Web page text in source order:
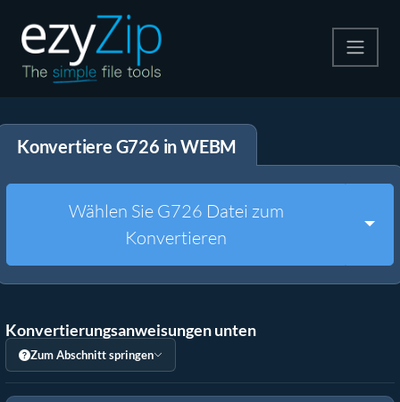
Entpacken
Konvertiere G726 in WEBM
Wählen Sie G726 Datei zum
Konvertieren
Konvertierungsanweisungen unten
Zum Abschnitt springen